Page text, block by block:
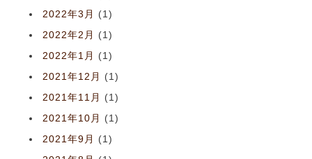
2022年3月
(1)
2022年2月
(1)
2022年1月
(1)
2021年12月
(1)
2021年11月
(1)
2021年10月
(1)
2021年9月
(1)